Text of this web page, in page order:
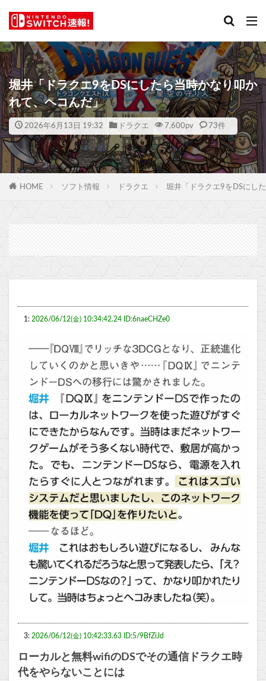
堀井「ドラクエ9をDSにしたら当時かなり叩か
れて、ヘコんだ」
2026年6月13日 19:32 ドラクエ 7,600pv 73件
HOME ソフト情報 ドラクエ 堀井「ドラクエ9をDSにし
1: 2026/06/12(金) 10:34:42.24 ID:6naeCHZe0
3: 2026/06/12(金) 10:42:33.63 ID:5/9BfZiJd
ローカルと無料wifiのDSでその通信ドラクエ時
代をやらないことには